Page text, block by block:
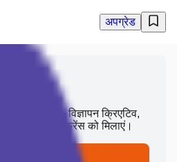
अपग्रेड
फोटो, विज्ञापन क्रिएटिव,
और रेफरेंस को मिलाएं।